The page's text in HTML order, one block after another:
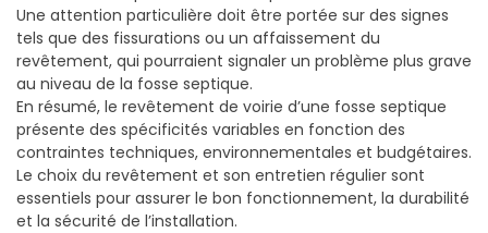
Une attention particulière doit être portée sur des signes
tels que des fissurations ou un affaissement du
revêtement, qui pourraient signaler un problème plus grave
au niveau de la fosse septique.
En résumé, le revêtement de voirie d’une fosse septique
présente des spécificités variables en fonction des
contraintes techniques, environnementales et budgétaires.
Le choix du revêtement et son entretien régulier sont
essentiels pour assurer le bon fonctionnement, la durabilité
et la sécurité de l’installation.